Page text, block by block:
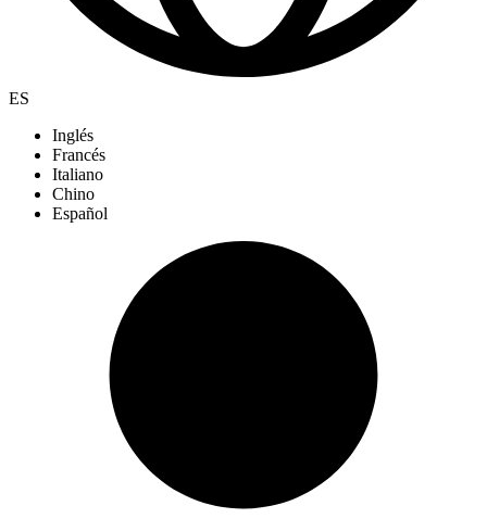
ES
Inglés
Francés
Italiano
Chino
Español